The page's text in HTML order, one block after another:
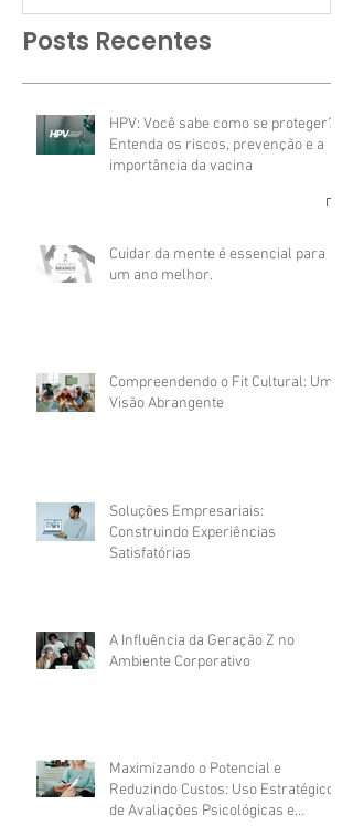
Posts Recentes
HPV: Você sabe como se proteger?
Entenda os riscos, prevenção e a
importância da vacina
Cuidar da mente é essencial para
um ano melhor.
Compreendendo o Fit Cultural: Uma
Visão Abrangente
Soluções Empresariais:
Construindo Experiências
Satisfatórias
A Influência da Geração Z no
Ambiente Corporativo
Maximizando o Potencial e
Reduzindo Custos: Uso Estratégico
de Avaliações Psicológicas e